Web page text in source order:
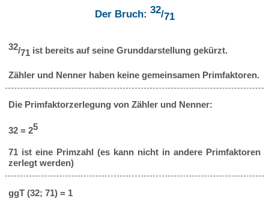
Der Bruch: 32/71
32/71 ist bereits auf seine Grunddarstellung gekürzt.
Zähler und Nenner haben keine gemeinsamen Primfaktoren.
Die Primfaktorzerlegung von Zähler und Nenner:
32 = 25
71 ist eine Primzahl (es kann nicht in andere Primfaktoren
zerlegt werden)
ggT (32; 71) = 1